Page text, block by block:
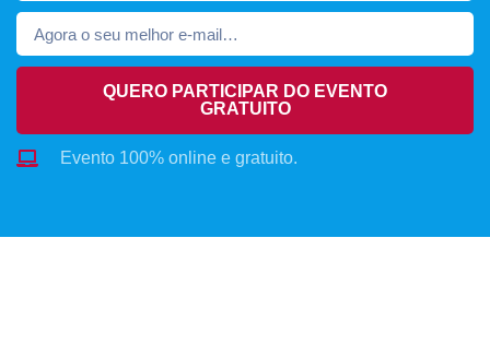
QUERO PARTICIPAR DO EVENTO
GRATUITO
Evento 100% online e gratuito.